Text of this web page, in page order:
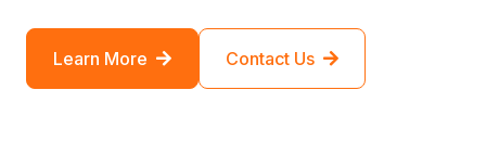
Learn More Contact Us